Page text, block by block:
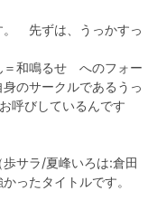
　先ずは、うっかすっ
和鳴るせ　へのフォー
のサークルであるうっ
呼びしているんです
サラ/夏峰いろは:倉田
ったタイトルです。